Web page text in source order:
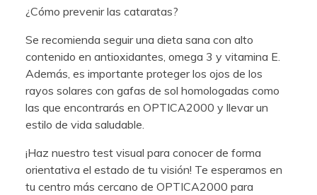
¿Cómo prevenir las cataratas?
Se recomienda seguir una dieta sana con alto
contenido en antioxidantes, omega 3 y vitamina E.
Además, es importante proteger los ojos de los
rayos solares con gafas de sol homologadas como
las que encontrarás en OPTICA2000 y llevar un
estilo de vida saludable.
¡Haz nuestro test visual para conocer de forma
orientativa el estado de tu visión! Te esperamos en
tu centro más cercano de OPTICA2000 para